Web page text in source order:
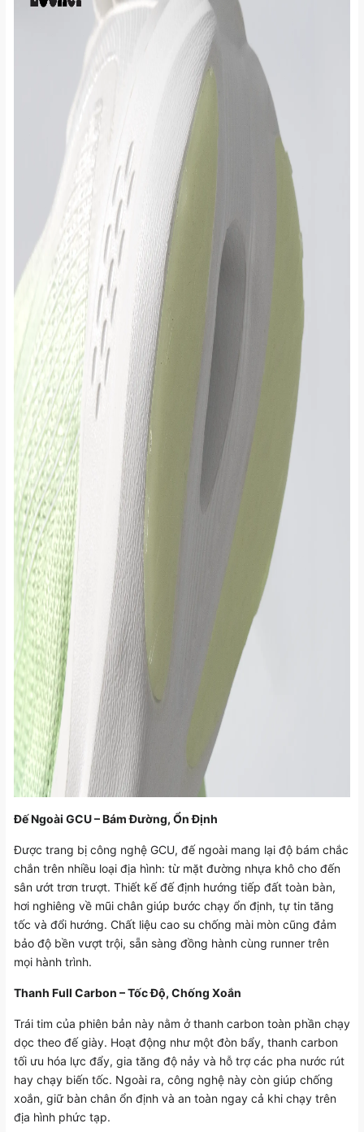
Đế Ngoài GCU – Bám Đường, Ổn Định
Được trang bị công nghệ GCU, đế ngoài mang lại độ bám chắc
chắn trên nhiều loại địa hình: từ mặt đường nhựa khô cho đến
sân ướt trơn trượt. Thiết kế đế định hướng tiếp đất toàn bàn,
hơi nghiêng về mũi chân giúp bước chạy ổn định, tự tin tăng
tốc và đổi hướng. Chất liệu cao su chống mài mòn cũng đảm
bảo độ bền vượt trội, sẵn sàng đồng hành cùng runner trên
mọi hành trình.
Thanh Full Carbon – Tốc Độ, Chống Xoắn
Trái tim của phiên bản này nằm ở thanh carbon toàn phần chạy
dọc theo đế giày. Hoạt động như một đòn bẩy, thanh carbon
tối ưu hóa lực đẩy, gia tăng độ nảy và hỗ trợ các pha nước rút
hay chạy biến tốc. Ngoài ra, công nghệ này còn giúp chống
xoắn, giữ bàn chân ổn định và an toàn ngay cả khi chạy trên
địa hình phức tạp.